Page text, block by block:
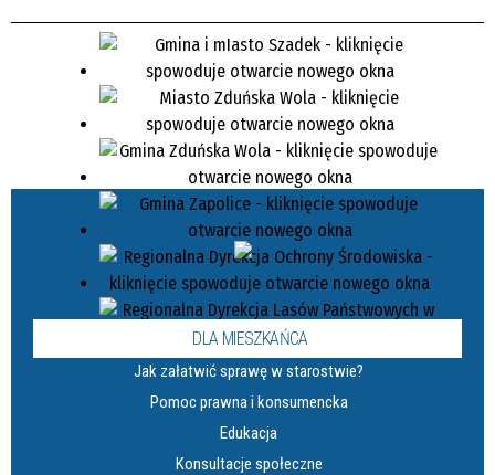
DLA MIESZKAŃCA
Jak załatwić sprawę w starostwie?
Pomoc prawna i konsumencka
Edukacja
Konsultacje społeczne